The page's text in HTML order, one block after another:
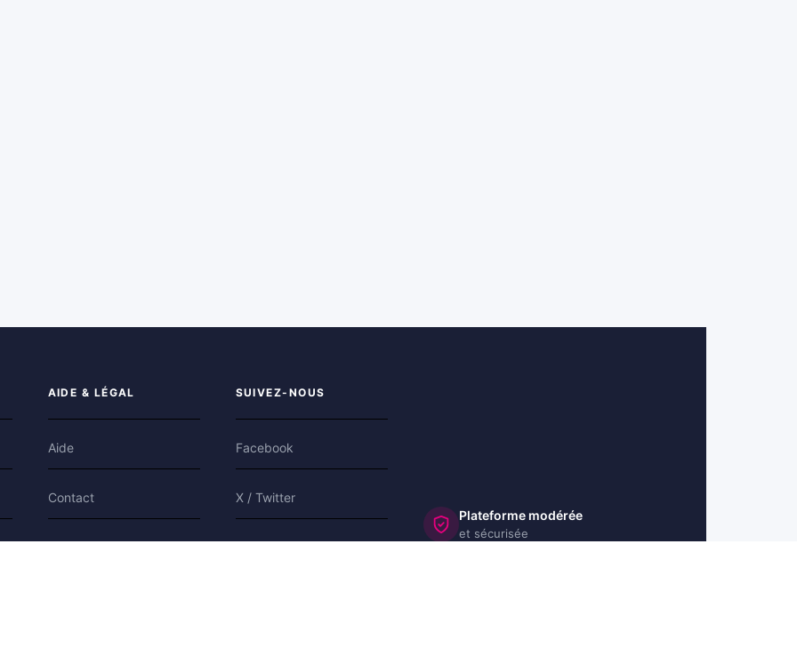
AIDE & LÉGAL
Aide
Contact
SUIVEZ-NOUS
Facebook
X / Twitter
Plateforme modérée
et sécurisée